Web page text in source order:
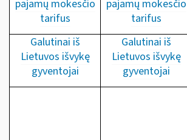
pajamų mokesčio
tarifus
pajamų mokesčio
tarifus
Galutinai iš
Lietuvos išvykę
gyventojai
Galutinai iš
Lietuvos išvykę
gyventojai